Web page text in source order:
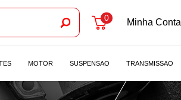
0 Minha Conta
MOTOR SUSPENSAO TRANSMISSAO